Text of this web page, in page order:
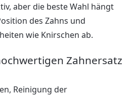
aber die beste Wahl hängt
des Zahns und
wie Knirschen ab.
Zahnersatz
Reinigung der